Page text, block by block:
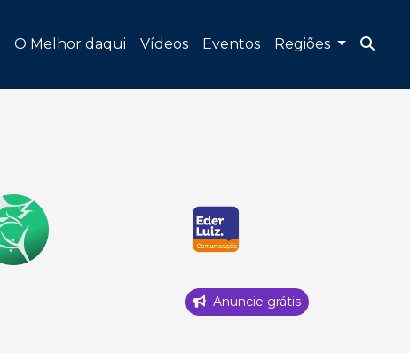
O Melhor daqui Vídeos Eventos Regiões
Anuncie grátis